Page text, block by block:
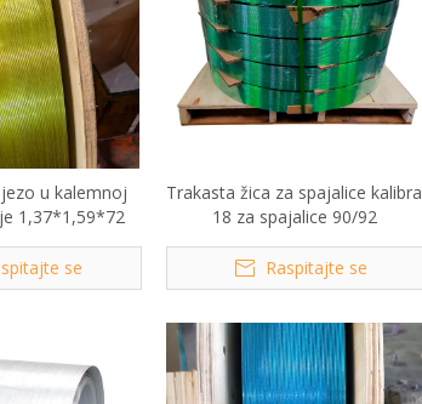
u kalemnoj
1,37*1,59*72
se
Trakasta žica za spajalice kalibra
18 za spajalice 90/92
Raspitajte se